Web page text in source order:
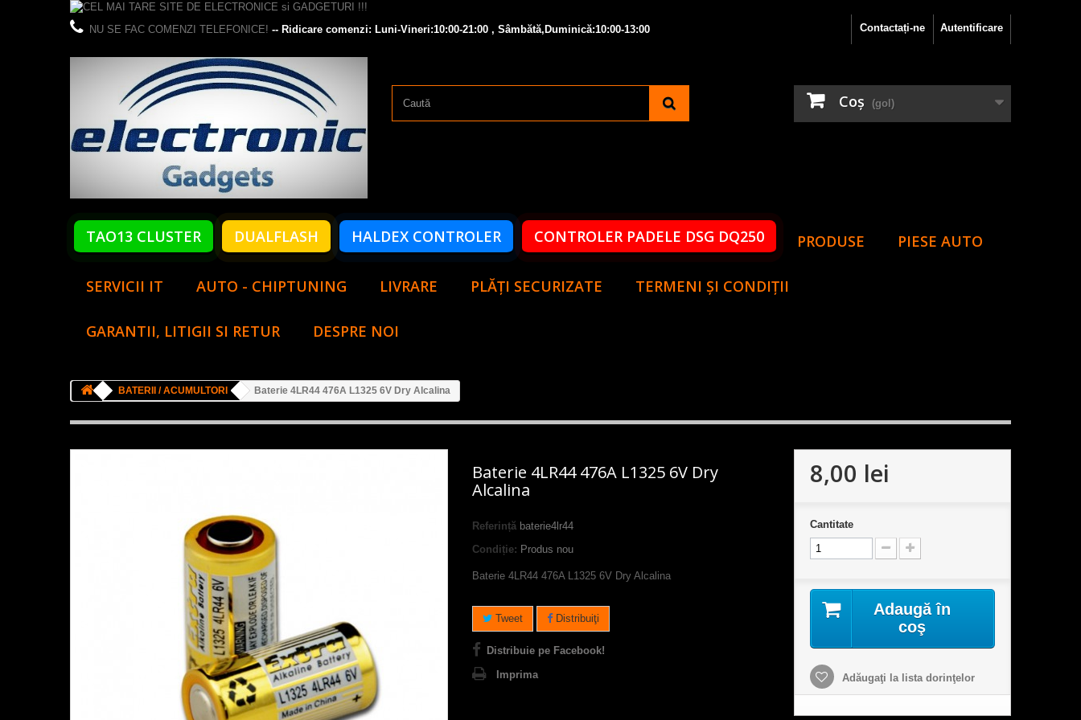
Autentificare
Contactați-ne
NU SE FAC COMENZI TELEFONICE! -- Ridicare comenzi: Luni-Vineri:10:00-21:00 , Sâmbătă,Duminică:10:00-13:00
Coş (gol)
TAO13 CLUSTER DUALFLASH HALDEX CONTROLER CONTROLER PADELE DSG DQ250 PRODUSE PIESE AUTO
SERVICII IT AUTO - CHIPTUNING LIVRARE PLĂȚI SECURIZATE TERMENI ȘI CONDIȚII
GARANTII, LITIGII SI RETUR DESPRE NOI
BATERII / ACUMULTORI Baterie 4LR44 476A L1325 6V Dry Alcalina
Baterie 4LR44 476A L1325 6V Dry
Alcalina
Referință baterie4lr44
Condiție: Produs nou
Baterie 4LR44 476A L1325 6V Dry Alcalina
Tweet Distribuiţi
Distribuie pe Facebook!
Imprima
8,00 lei
Cantitate
Adaugă în
coş
Adăugaţi la lista dorinţelor